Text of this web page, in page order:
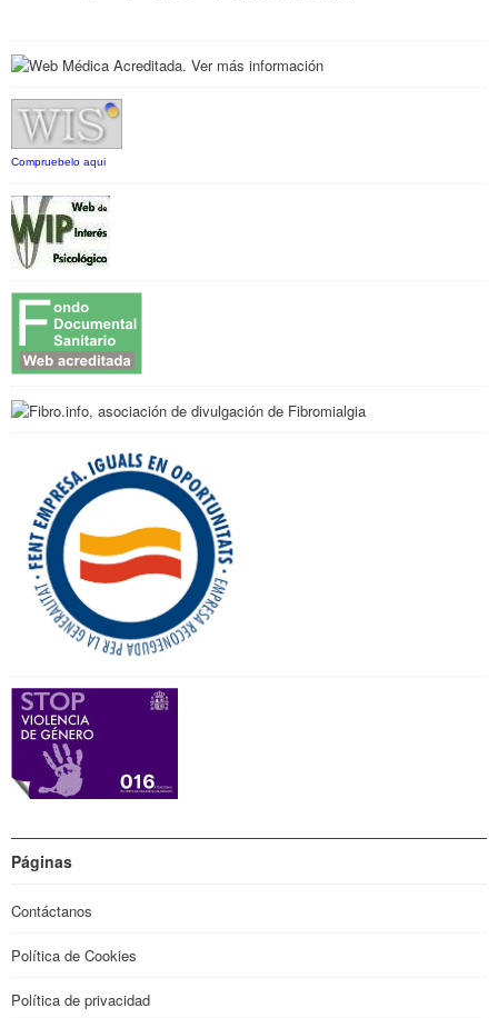
Compruebelo aqui
Páginas
Contáctanos
Política de Cookies
Política de privacidad